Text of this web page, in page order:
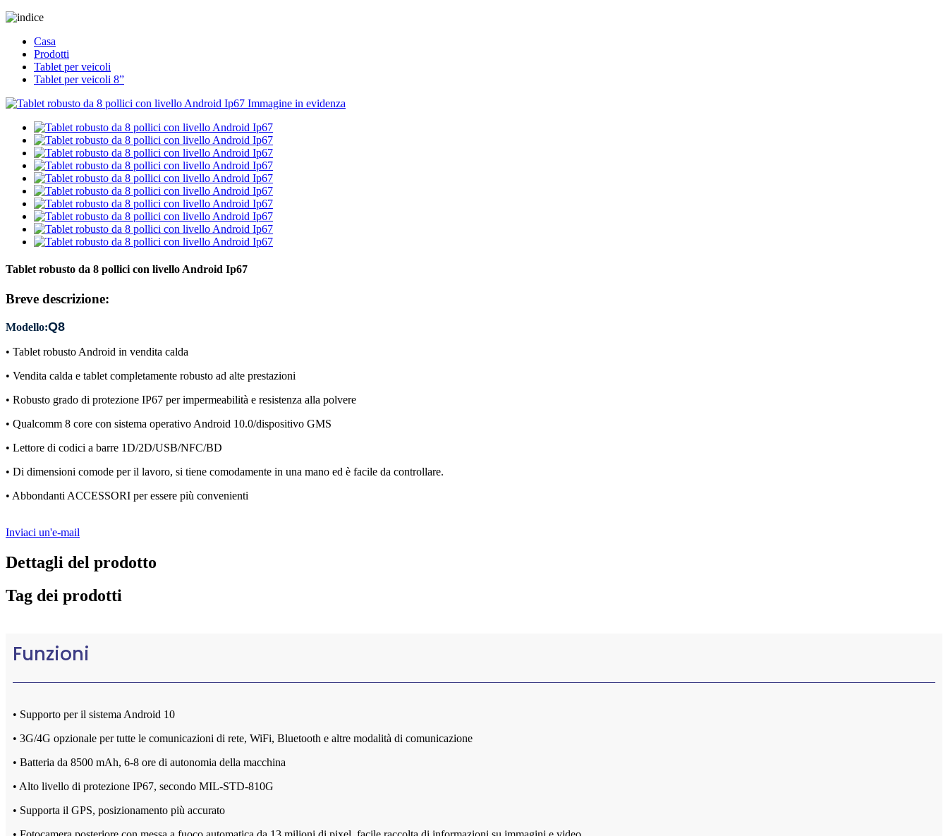
Casa
Prodotti
Tablet per veicoli
Tablet per veicoli 8”
Tablet robusto da 8 pollici con livello Android Ip67
Breve descrizione:
Modello:Q8
• Tablet robusto Android in vendita calda
• Vendita calda e tablet completamente robusto ad alte prestazioni
• Robusto grado di protezione IP67 per impermeabilità e resistenza alla polvere
• Qualcomm 8 core con sistema operativo Android 10.0/dispositivo GMS
• Lettore di codici a barre 1D/2D/USB/NFC/BD
• Di dimensioni comode per il lavoro, si tiene comodamente in una mano ed è facile da controllare.
• Abbondanti ACCESSORI per essere più convenienti
Inviaci un'e-mail
Dettagli del prodotto
Tag dei prodotti
Funzioni
• Supporto per il sistema Android 10
• 3G/4G opzionale per tutte le comunicazioni di rete, WiFi, Bluetooth e altre modalità di comunicazione
• Batteria da 8500 mAh, 6-8 ore di autonomia della macchina
• Alto livello di protezione IP67, secondo MIL-STD-810G
• Supporta il GPS, posizionamento più accurato